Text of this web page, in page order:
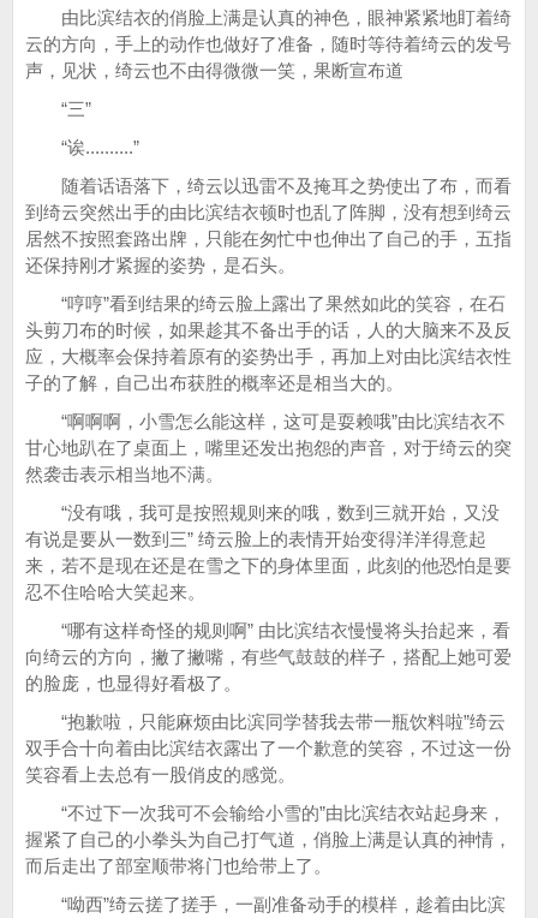
由比滨结衣的俏脸上满是认真的神色，眼神紧紧地盯着绮
云的方向，手上的动作也做好了准备，随时等待着绮云的发号
声，见状，绮云也不由得微微一笑，果断宣布道
“三”
“诶..........”
随着话语落下，绮云以迅雷不及掩耳之势使出了布，而看
到绮云突然出手的由比滨结衣顿时也乱了阵脚，没有想到绮云
居然不按照套路出牌，只能在匆忙中也伸出了自己的手，五指
还保持刚才紧握的姿势，是石头。
“哼哼”看到结果的绮云脸上露出了果然如此的笑容，在石
头剪刀布的时候，如果趁其不备出手的话，人的大脑来不及反
应，大概率会保持着原有的姿势出手，再加上对由比滨结衣性
子的了解，自己出布获胜的概率还是相当大的。
“啊啊啊，小雪怎么能这样，这可是耍赖哦”由比滨结衣不
甘心地趴在了桌面上，嘴里还发出抱怨的声音，对于绮云的突
然袭击表示相当地不满。
“没有哦，我可是按照规则来的哦，数到三就开始，又没
有说是要从一数到三” 绮云脸上的表情开始变得洋洋得意起
来，若不是现在还是在雪之下的身体里面，此刻的他恐怕是要
忍不住哈哈大笑起来。
“哪有这样奇怪的规则啊” 由比滨结衣慢慢将头抬起来，看
向绮云的方向，撇了撇嘴，有些气鼓鼓的样子，搭配上她可爱
的脸庞，也显得好看极了。
“抱歉啦，只能麻烦由比滨同学替我去带一瓶饮料啦”绮云
双手合十向着由比滨结衣露出了一个歉意的笑容，不过这一份
笑容看上去总有一股俏皮的感觉。
“不过下一次我可不会输给小雪的”由比滨结衣站起身来，
握紧了自己的小拳头为自己打气道，俏脸上满是认真的神情，
而后走出了部室顺带将门也给带上了。
“呦西”绮云搓了搓手，一副准备动手的模样，趁着由比滨